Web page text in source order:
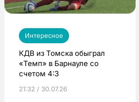
Интересное
КДВ из Томска обыграл
«Темп» в Барнауле со
счетом 4:3
21:32 / 30.07.26